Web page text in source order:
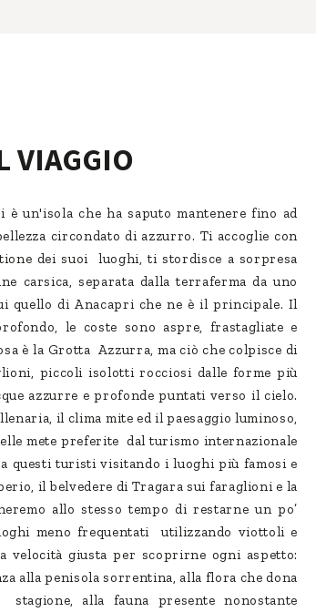
VIAGGIO
un'isola che ha saputo mantenere fino ad
circondato di azzurro. Ti accoglie con
dei suoi luoghi, ti stordisce a sorpresa
carsica, separata dalla terraferma da uno
quello di Anacapri che ne è il principale. Il
le coste sono aspre, frastagliate e
è la Grotta Azzurra, ma ciò che colpisce di
piccoli isolotti rocciosi dalle forme più
azzurre e profonde puntati verso il cielo.
il clima mite ed il paesaggio luminoso,
mete preferite dal turismo internazionale
questi turisti visitando i luoghi più famosi e
il belvedere di Tragara sui faraglioni e la
allo stesso tempo di restarne un po’
meno frequentati utilizzando viottoli e
giusta per scoprirne ogni aspetto:
alla penisola sorrentina, alla flora che dona
alla fauna presente nonostante